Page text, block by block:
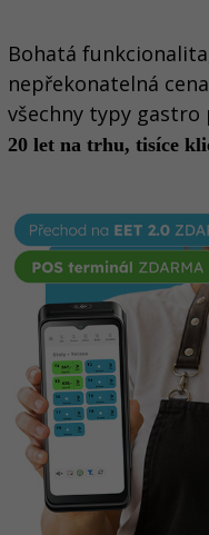
Bohatá
nepřekonatelná
všechny typy gastro
20 let na trhu, tisíce